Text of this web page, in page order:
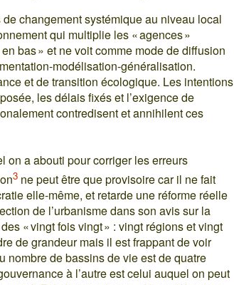
changement systémique au niveau local
qui multiplie les « agences »
bas » et ne voit comme mode de diffusion
modélisation-généralisation.
et de transition écologique. Les intentions
les délais fixés et l’exigence de
contredisent et annihilent ces
on a abouti pour corriger les erreurs
3 ne peut être que provisoire car il ne fait
elle-même, et retarde une réforme réelle
de l’urbanisme dans son avis sur la
« vingt fois vingt » : vingt régions et vingt
de grandeur mais il est frappant de voir
nombre de bassins de vie est de quatre
à l’autre est celui auquel on peut